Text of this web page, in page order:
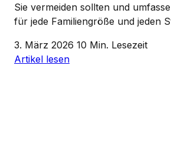
Sie vermeiden sollten und
für jede Familiengröße und jeden
3. März 2026 10 Min. Lesezeit
Artikel lesen